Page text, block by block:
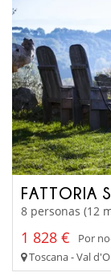
FATTORIA
8 personas (12
1 828 €
Por
Toscana - Val